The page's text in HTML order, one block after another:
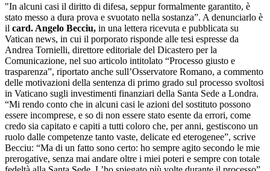
"In alcuni casi il diritto di difesa, seppur formalmente garantito, è
stato messo a dura prova e svuotato nella sostanza”. A denunciarlo è
il card. Angelo Becciu, in una lettera ricevuta e pubblicata su
Vatican news, in cui il porporato risponde alle tesi espresse da
Andrea Tornielli, direttore editoriale del Dicastero per la
Comunicazione, nel suo articolo intitolato “Processo giusto e
trasparenza”, riportato anche sull’Osservatore Romano, a commento
delle motivazioni della sentenza di primo grado sul processo svoltosi
in Vaticano sugli investimenti finanziari della Santa Sede a Londra.
“Mi rendo conto che in alcuni casi le azioni del sostituto possono
essere incomprese, e so di non essere stato esente da errori, come
credo sia capitato e capiti a tutti coloro che, per anni, gestiscono un
ruolo dalle competenze tanto vaste, delicate ed eterogenee”, scrive
Becciu: “Ma di un fatto sono certo: ho sempre agito secondo le mie
prerogative, senza mai andare oltre i miei poteri e sempre con totale